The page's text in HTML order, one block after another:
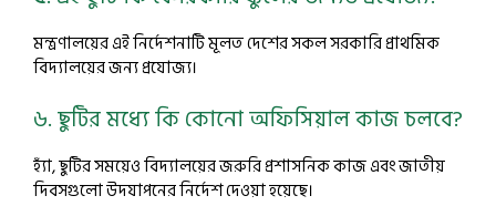
মন্ত্রণালয়ের এই নির্দেশনাটি মূলত দেশের সকল সরকারি প্রাথমিক
বিদ্যালয়ের জন্য প্রযোজ্য।
৬. ছুটির মধ্যে কি কোনো অফিসিয়াল কাজ চলবে?
হ্যাঁ, ছুটির সময়েও বিদ্যালয়ের জরুরি প্রশাসনিক কাজ এবং জাতীয়
দিবসগুলো উদযাপনের নির্দেশ দেওয়া হয়েছে।